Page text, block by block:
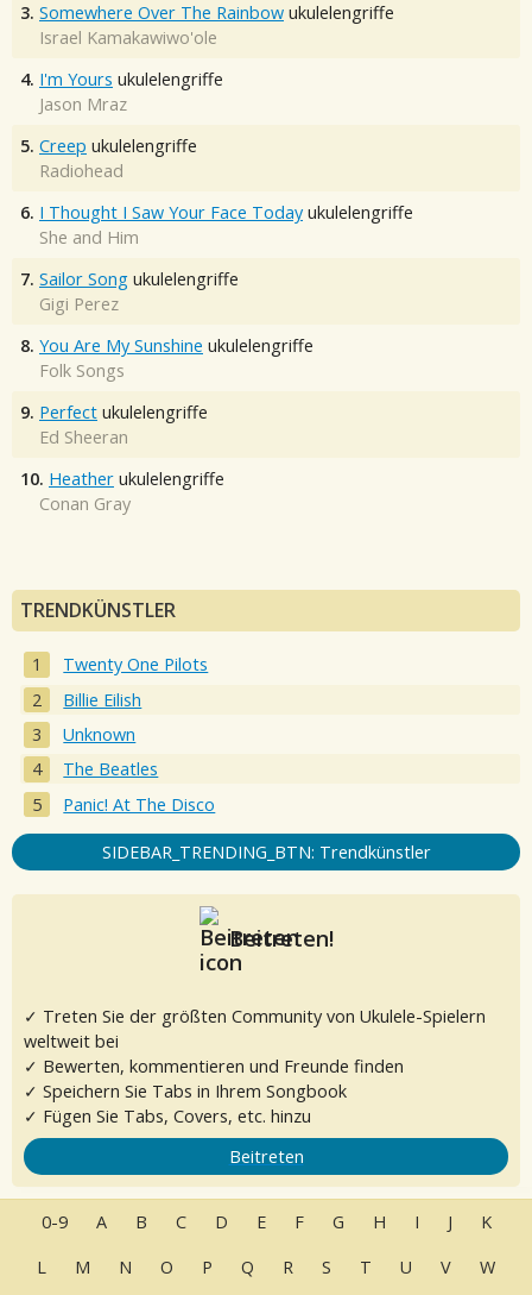
3. Somewhere Over The Rainbow ukulelengriffe
Israel Kamakawiwo'ole
4. I'm Yours ukulelengriffe
Jason Mraz
5. Creep ukulelengriffe
Radiohead
6. I Thought I Saw Your Face Today ukulelengriffe
She and Him
7. Sailor Song ukulelengriffe
Gigi Perez
8. You Are My Sunshine ukulelengriffe
Folk Songs
9. Perfect ukulelengriffe
Ed Sheeran
10. Heather ukulelengriffe
Conan Gray
TRENDKÜNSTLER
Twenty One Pilots
Billie Eilish
Unknown
The Beatles
Panic! At The Disco
SIDEBAR_TRENDING_BTN: Trendkünstler
Beitreten!
✓ Treten Sie der größten Community von Ukulele-Spielern
weltweit bei
✓ Bewerten, kommentieren und Freunde finden
✓ Speichern Sie Tabs in Ihrem Songbook
✓ Fügen Sie Tabs, Covers, etc. hinzu
Beitreten
0-9 A B C D E F G H I J
K
L
M N O P Q R S T U V W